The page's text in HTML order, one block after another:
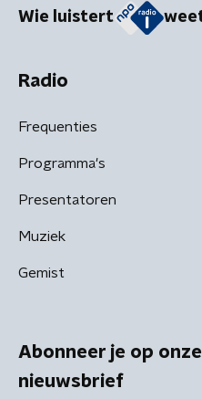
Wie luistert
Radio
Frequenties
Programma's
Presentatoren
Muziek
Gemist
Abonneer je op
nieuwsbrief